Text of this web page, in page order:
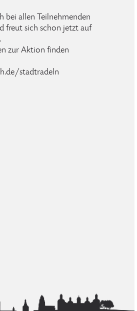
bei allen Teilnehmenden
freut sich schon jetzt auf
zur Aktion finden
stadtradeln